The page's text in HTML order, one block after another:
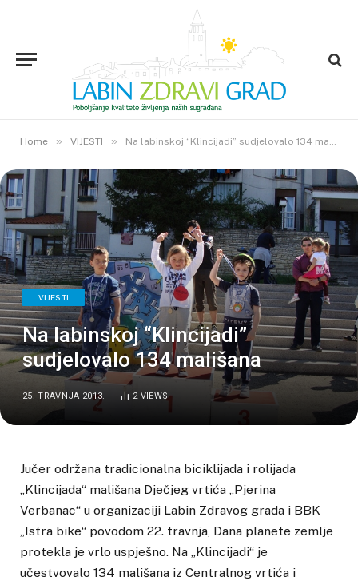
Home » VIJESTI » Na labinskoj “Klincijadi” sudjelovalo 134 mališana
VIJESTI
Na labinskoj “Klincijadi”
sudjelovalo 134 mališana
25. TRAVNJA 2013. 2 VIEWS
Jučer održana tradicionalna biciklijada i rolijada
„Klincijada“ mališana Dječjeg vrtića „Pjerina
Verbanac“ u organizaciji Labin Zdravog grada i BBK
„Istra bike“ povodom 22. travnja, Dana planete zemlje
protekla je vrlo uspješno. Na „Klincijadi“ je
učestvovalo 134 mališana iz Centralnog vrtića i